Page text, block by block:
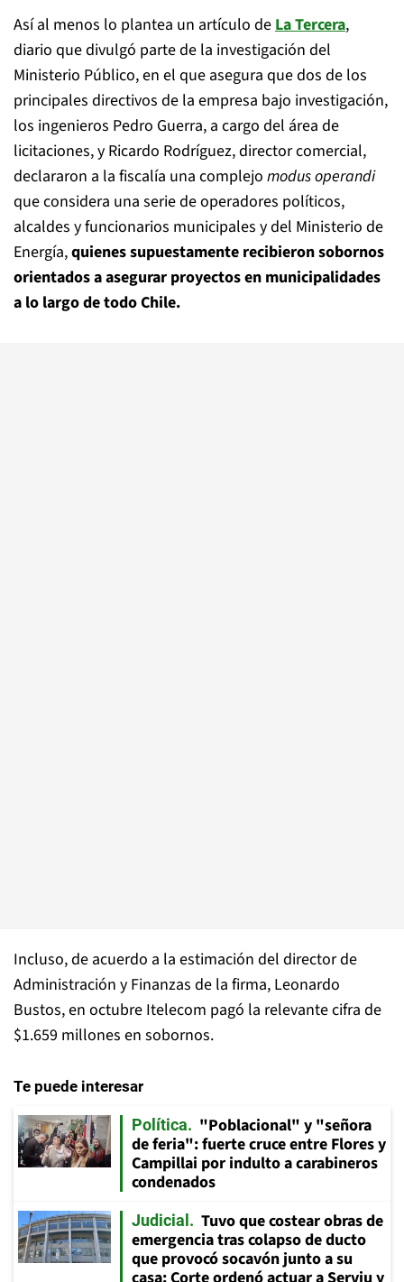
Así al menos lo plantea un artículo deLa Tercera,
diario que divulgó parte de la investigación del
Ministerio Público, en el que asegura que dos de los
principales directivos de la empresa bajo investigación,
los ingenieros Pedro Guerra, a cargo del área de
licitaciones, y Ricardo Rodríguez, director comercial,
declararon a la fiscalía una complejo modus operandi
que considera una serie de operadores políticos,
alcaldes y funcionarios municipales y del Ministerio de
Energía,quienes supuestamente recibieron sobornos
orientados a asegurar proyectos en municipalidades
a lo largo de todo Chile.
Incluso, de acuerdo a la estimación del director de
Administración y Finanzas de la firma, Leonardo
Bustos, en octubre Itelecom pagó la relevante cifra de
$1.659 millones en sobornos.
Te puede interesar
Política
"Poblacional" y "señora
de feria": fuerte cruce entre Flores y
Campillai por indulto a carabineros
condenados
Judicial
Tuvo que costear obras de
emergencia tras colapso de ducto
que provocó socavón junto a su